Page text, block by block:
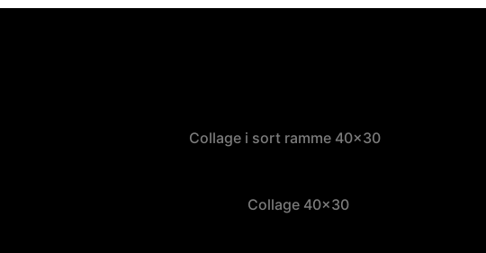
Collage i sort ramme 40×30
Collage 40×30